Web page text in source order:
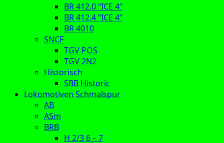
BR 412.0 “ICE 4”
BR 412.4 “ICE 4”
BR 4010
SNCF
TGV POS
TGV 2N2
Historisch
SBB Historic
Lokomotiven Schmalspur
AB
ASm
BRB
H 2/3 6 – 7